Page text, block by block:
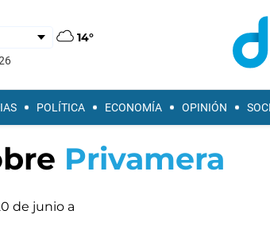
14°
POLÍTICA ECONOMÍA OPINIÓN
Privamera